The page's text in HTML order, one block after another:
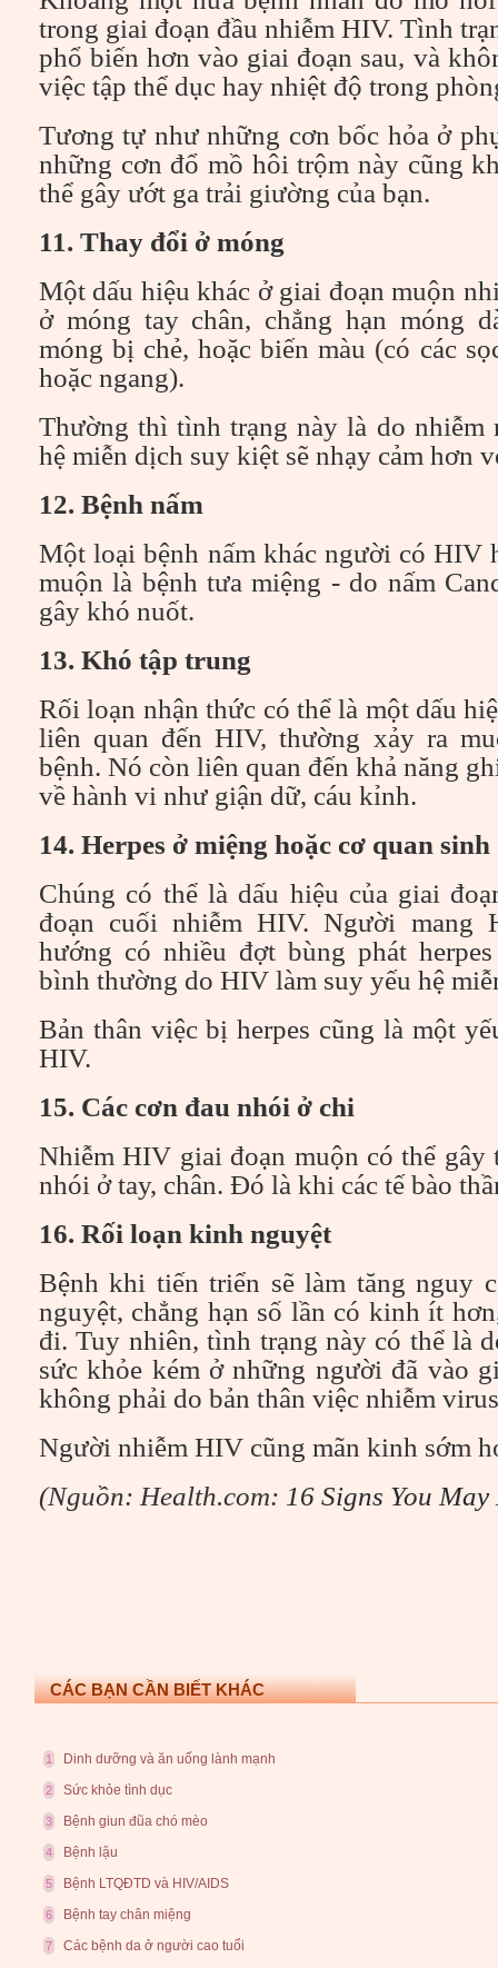
trong giai đoạn đầu nhiễm HIV. Tình
phổ biến hơn vào giai đoạn sau, và
việc tập thể dục hay nhiệt độ trong
Tương tự như những cơn bốc hỏa ở
những cơn đổ mồ hôi trộm này cũng
thể gây ướt ga trải giường của bạn.
11. Thay đổi ở móng
Một dấu hiệu khác ở giai đoạn muộn
ở móng tay chân, chẳng hạn móng
móng bị chẻ, hoặc biến màu (có các
hoặc ngang).
Thường thì tình trạng này là do nhiễm
hệ miễn dịch suy kiệt sẽ nhạy cảm hơn
12. Bệnh nấm
Một loại bệnh nấm khác người có HIV
muộn là bệnh tưa miệng - do nấm
gây khó nuốt.
13. Khó tập trung
Rối loạn nhận thức có thể là một dấu
liên quan đến HIV, thường xảy ra
bệnh. Nó còn liên quan đến khả năng
về hành vi như giận dữ, cáu kỉnh.
14. Herpes ở miệng hoặc cơ quan sinh
Chúng có thể là dấu hiệu của giai
đoạn cuối nhiễm HIV. Người mang
hướng có nhiều đợt bùng phát
bình thường do HIV làm suy yếu hệ
Bản thân việc bị herpes cũng là một
HIV.
15. Các cơn đau nhói ở chi
Nhiễm HIV giai đoạn muộn có thể gây
nhói ở tay, chân. Đó là khi các tế bào
16. Rối loạn kinh nguyệt
Bệnh khi tiến triển sẽ làm tăng nguy
nguyệt, chẳng hạn số lần có kinh ít
đi. Tuy nhiên, tình trạng này có thể là
sức khỏe kém ở những người đã vào
không phải do bản thân việc nhiễm
Người nhiễm HIV cũng mãn kinh sớm
(Nguồn: Health.com: 16 Signs You
CÁC BẠN CẦN BIẾT KHÁC
1 Dinh dưỡng và ăn uống lành mạnh
2 Sức khỏe tình dục
3 Bệnh giun đũa chó mèo
4 Bệnh lậu
5 Bệnh LTQĐTD và HIV/AIDS
6 Bệnh tay chân miệng
7 Các bệnh da ở người cao tuổi